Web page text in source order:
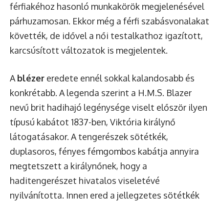
férfiakéhoz hasonló munkakörök megjelenésével
párhuzamosan. Ekkor még a férfi szabásvonalakat
követték, de idővel a női testalkathoz igazított,
karcsúsított változatok is megjelentek.
A blézer eredete ennél sokkal kalandosabb és
konkrétabb. A legenda szerint a H.M.S. Blazer
nevű brit hadihajó legénysége viselt először ilyen
típusú kabátot 1837-ben, Viktória királynő
látogatásakor. A tengerészek sötétkék,
duplasoros, fényes fémgombos kabátja annyira
megtetszett a királynőnek, hogy a
haditengerészet hivatalos viseletévé
nyilvánította. Innen ered a jellegzetes sötétkék